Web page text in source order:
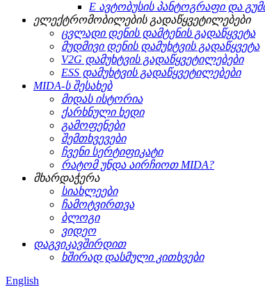
E ავტობუსის პანტოგრაფი და
ელექტრომობილების გადაწყვეტილებები
ცვლადი დენის დამტენის გადაწყვეტა
მუდმივი დენის დამუხტვის გადაწყვეტა
V2G დამუხტვის გადაწყვეტილებები
ESS დამუხტვის გადაწყვეტილებები
MIDA-ს შესახებ
მიდას ისტორია
ქარხნული ხედი
გამოფენები
შემთხვევები
ჩვენი სერტიფიკატი
რატომ უნდა აირჩიოთ MIDA?
მხარდაჭერა
სიახლეები
ჩამოტვირთვა
ბლოგი
ვიდეო
დაგვიკავშირდით
ხშირად დასმული კითხვები
English